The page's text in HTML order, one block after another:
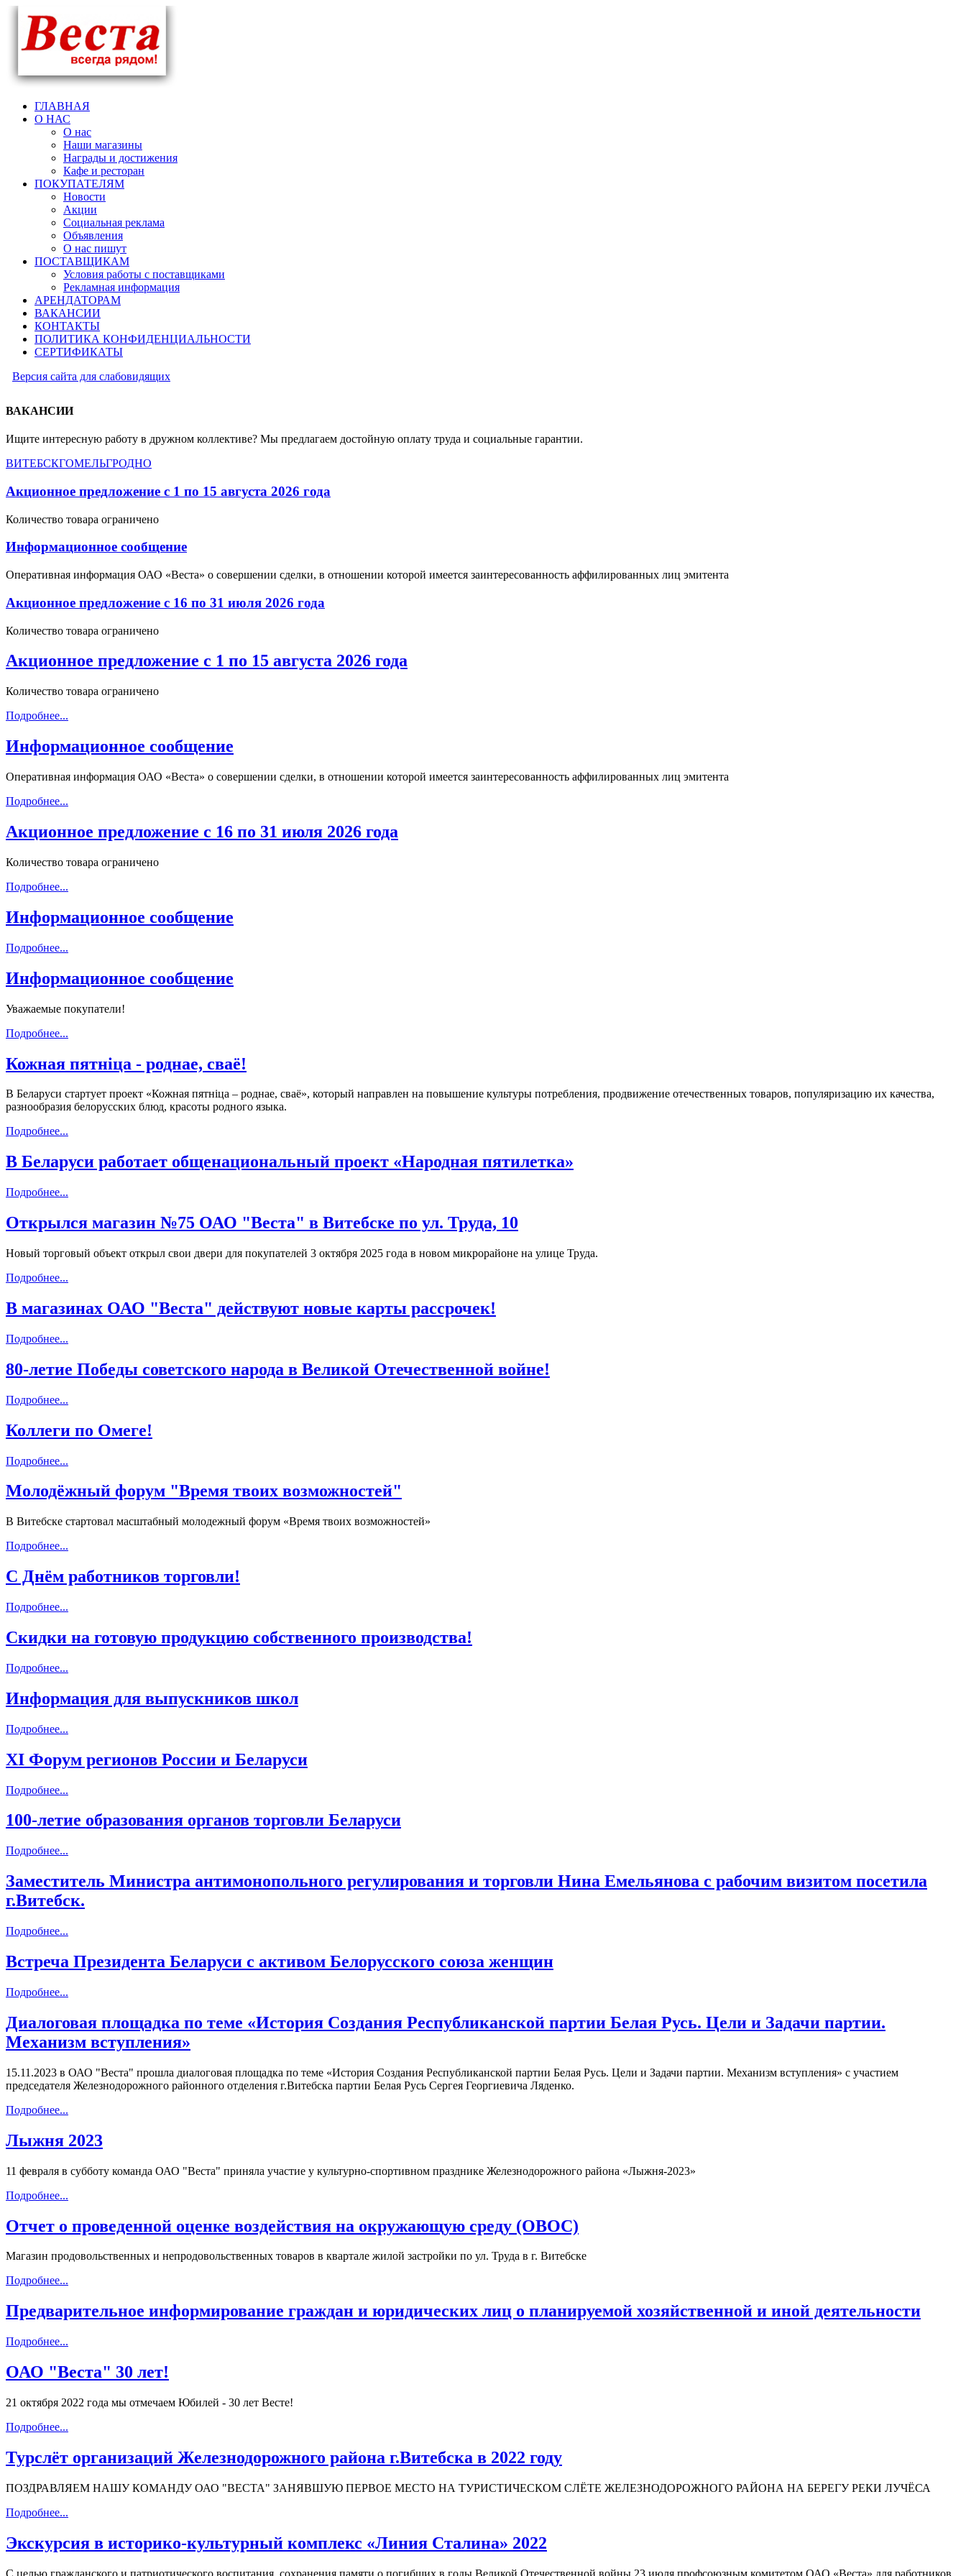
ГЛАВНАЯ
О НАС
О нас
Наши магазины
Награды и достижения
Кафе и ресторан
ПОКУПАТЕЛЯМ
Новости
Акции
Социальная реклама
Объявления
О нас пишут
ПОСТАВЩИКАМ
Условия работы с поставщиками
Рекламная информация
АРЕНДАТОРАМ
ВАКАНСИИ
КОНТАКТЫ
ПОЛИТИКА КОНФИДЕНЦИАЛЬНОСТИ
СЕРТИФИКАТЫ
Версия сайта для слабовидящих
ВАКАНСИИ
Ищите интересную работу в дружном коллективе? Мы предлагаем достойную оплату труда и социальные гарантии.
ВИТЕБСКГОМЕЛЬГРОДНО
Акционное предложение с 1 по 15 августа 2026 года
Количество товара ограничено
Информационное сообщение
Оперативная информация ОАО «Веста» о совершении сделки, в отношении которой имеется заинтересованность аффилированных лиц эмитента
Акционное предложение с 16 по 31 июля 2026 года
Количество товара ограничено
Акционное предложение с 1 по 15 августа 2026 года
Количество товара ограничено
Подробнее...
Информационное сообщение
Оперативная информация ОАО «Веста» о совершении сделки, в отношении которой имеется заинтересованность аффилированных лиц эмитента
Подробнее...
Акционное предложение с 16 по 31 июля 2026 года
Количество товара ограничено
Подробнее...
Информационное сообщение
Подробнее...
Информационное сообщение
Уважаемые покупатели!
Подробнее...
Кожная пятніца - роднае, сваё!
В Беларуси стартует проект «Кожная пятніца – роднае, сваё», который направлен на повышение культуры потребления, продвижение отечественных товаров, популяризацию их качества,
разнообразия белорусских блюд, красоты родного языка.
Подробнее...
В Беларуси работает общенациональный проект «Народная пятилетка»
Подробнее...
Открылся магазин №75 ОАО "Веста" в Витебске по ул. Труда, 10
Новый торговый объект открыл свои двери для покупателей 3 октября 2025 года в новом микрорайоне на улице Труда.
Подробнее...
В магазинах ОАО "Веста" действуют новые карты рассрочек!
Подробнее...
80-летие Победы советского народа в Великой Отечественной войне!
Подробнее...
Коллеги по Омеге!
Подробнее...
Молодёжный форум "Время твоих возможностей"
В Витебске стартовал масштабный молодежный форум «Время твоих возможностей»
Подробнее...
С Днём работников торговли!
Подробнее...
Скидки на готовую продукцию собственного производства!
Подробнее...
Информация для выпускников школ
Подробнее...
XI Форум регионов России и Беларуси
Подробнее...
100-летие образования органов торговли Беларуси
Подробнее...
Заместитель Министра антимонопольного регулирования и торговли Нина Емельянова с рабочим визитом посетила
г.Витебск.
Подробнее...
Встреча Президента Беларуси с активом Белорусского союза женщин
Подробнее...
Диалоговая площадка по теме «История Создания Республиканской партии Белая Русь. Цели и Задачи партии.
Механизм вступления»
15.11.2023 в ОАО "Веста" прошла диалоговая площадка по теме «История Создания Республиканской партии Белая Русь. Цели и Задачи партии. Механизм вступления» с участием
председателя Железнодорожного районного отделения г.Витебска партии Белая Русь Сергея Георгиевича Ляденко.
Подробнее...
Лыжня 2023
11 февраля в субботу команда ОАО "Веста" приняла участие у культурно-спортивном празднике Железнодорожного района «Лыжня-2023»
Подробнее...
Отчет о проведенной оценке воздействия на окружающую среду (ОВОС)
Магазин продовольственных и непродовольственных товаров в квартале жилой застройки по ул. Труда в г. Витебске
Подробнее...
Предварительное информирование граждан и юридических лиц о планируемой хозяйственной и иной деятельности
Подробнее...
ОАО "Веста" 30 лет!
21 октября 2022 года мы отмечаем Юбилей - 30 лет Весте!
Подробнее...
Турслёт организаций Железнодорожного района г.Витебска в 2022 году
ПОЗДРАВЛЯЕМ НАШУ КОМАНДУ ОАО "ВЕСТА" ЗАНЯВШУЮ ПЕРВОЕ МЕСТО НА ТУРИСТИЧЕСКОМ СЛЁТЕ ЖЕЛЕЗНОДОРОЖНОГО РАЙОНА НА БЕРЕГУ РЕКИ ЛУЧЁСА
Подробнее...
Экскурсия в историко-культурный комплекс «Линия Сталина» 2022
С целью гражданского и патриотического воспитания, сохранения памяти о погибших в годы Великой Отечественной войны 23 июля профсоюзным комитетом ОАО «Веста» для работников